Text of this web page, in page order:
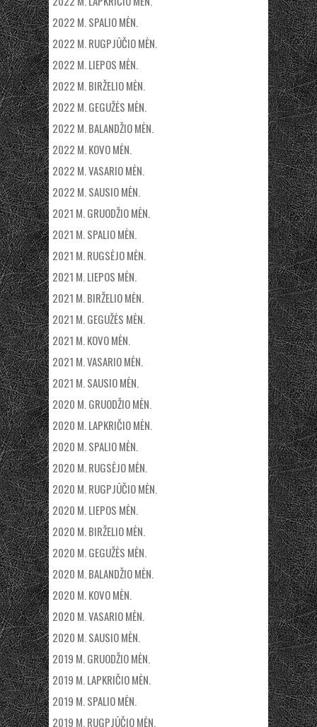
2022 M. SPALIO MĖN.
2022 M. RUGPJŪČIO MĖN.
2022 M. LIEPOS MĖN.
2022 M. BIRŽELIO MĖN.
2022 M. GEGUŽĖS MĖN.
2022 M. BALANDŽIO MĖN.
2022 M. KOVO MĖN.
2022 M. VASARIO MĖN.
2022 M. SAUSIO MĖN.
2021 M. GRUODŽIO MĖN.
2021 M. SPALIO MĖN.
2021 M. RUGSĖJO MĖN.
2021 M. LIEPOS MĖN.
2021 M. BIRŽELIO MĖN.
2021 M. GEGUŽĖS MĖN.
2021 M. KOVO MĖN.
2021 M. VASARIO MĖN.
2021 M. SAUSIO MĖN.
2020 M. GRUODŽIO MĖN.
2020 M. LAPKRIČIO MĖN.
2020 M. SPALIO MĖN.
2020 M. RUGSĖJO MĖN.
2020 M. RUGPJŪČIO MĖN.
2020 M. LIEPOS MĖN.
2020 M. BIRŽELIO MĖN.
2020 M. GEGUŽĖS MĖN.
2020 M. BALANDŽIO MĖN.
2020 M. KOVO MĖN.
2020 M. VASARIO MĖN.
2020 M. SAUSIO MĖN.
2019 M. GRUODŽIO MĖN.
2019 M. LAPKRIČIO MĖN.
2019 M. SPALIO MĖN.
2019 M. RUGPJŪČIO MĖN.